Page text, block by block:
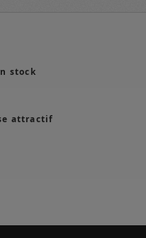
stock
attractif